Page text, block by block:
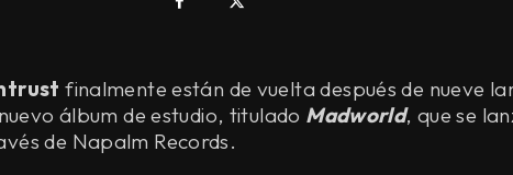
finalmente están de vuelta después de nueve
álbum de estudio, titulado Madworld, que se
de Napalm Records.